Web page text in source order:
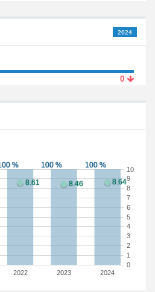
2024
0
2022 2023 2024
0
1
2
3
4
5
6
7
8
9
10